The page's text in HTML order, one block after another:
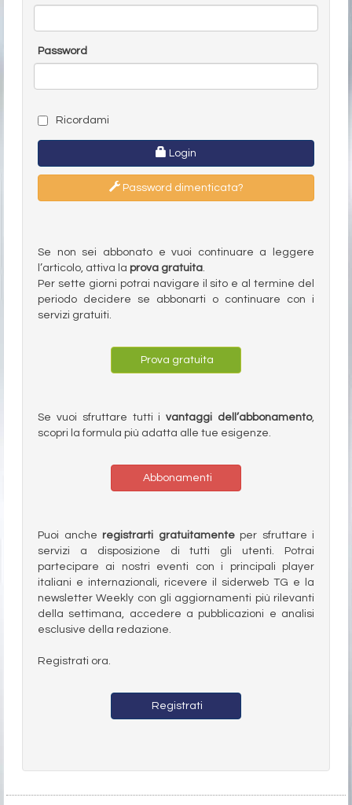
Password
Ricordami
Login
Password dimenticata?
Se non sei abbonato e vuoi continuare a leggere
l’articolo, attiva la prova gratuita.
Per sette giorni potrai navigare il sito e al termine del
periodo decidere se abbonarti o continuare con i
servizi gratuiti.
Prova gratuita
Se vuoi sfruttare tutti ivantaggi dell’abbonamento,
scopri la formula più adatta alle tue esigenze.
Abbonamenti
Puoi anche registrarti gratuitamenteper sfruttare i
servizi a disposizione di tutti gli utenti. Potrai
partecipare ai nostri eventi con i principali player
italiani e internazionali, ricevere il siderweb TG e la
newsletter Weekly con gli aggiornamenti più rilevanti
della settimana, accedere a pubblicazioni e analisi
esclusive della redazione.
Registrati ora.
Registrati